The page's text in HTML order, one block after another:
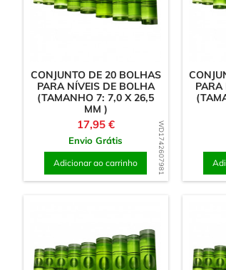
WD1742607981
CONJUNTO DE 20 BOLHAS
PARA NÍVEIS DE BOLHA
(TAMANHO 7: 7,0 X 26,5
MM )
Preço
17,95 €
Envio Grátis
Adicionar ao carrinho